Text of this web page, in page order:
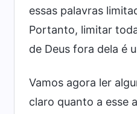
essas palavras
Portanto, limitar
de Deus fora dela é
Vamos agora ler
claro quanto a esse